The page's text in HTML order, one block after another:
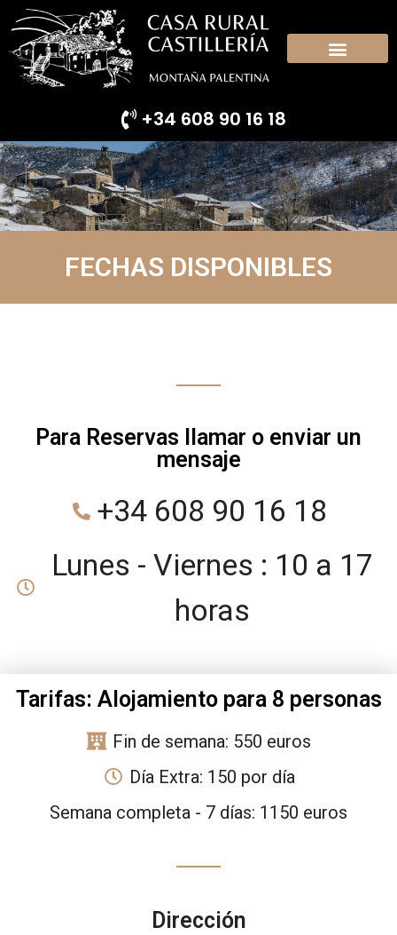
+34 608 90 16 18
FECHAS DISPONIBLES
Para Reservas llamar o enviar un
mensaje
+34 608 90 16 18
Lunes - Viernes : 10 a 17
horas
Tarifas: Alojamiento para 8 personas
Fin de semana: 550 euros
Día Extra: 150 por día
Semana completa - 7 días: 1150 euros
Dirección